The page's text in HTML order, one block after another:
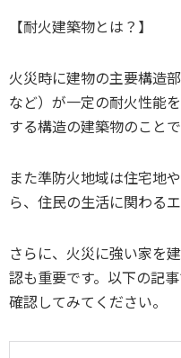
【耐火建築物とは？】
火災時に建物の主要構造
など）が一定の耐火性能
する構造の建築物のことで
また準防火地域は住宅地
ら、住民の生活に関わる
さらに、火災に強い家を
認も重要です。以下の記
確認してみてください。